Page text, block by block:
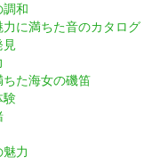
和
に満ちた音のカタログ
見
た海女の磯笛
験
力